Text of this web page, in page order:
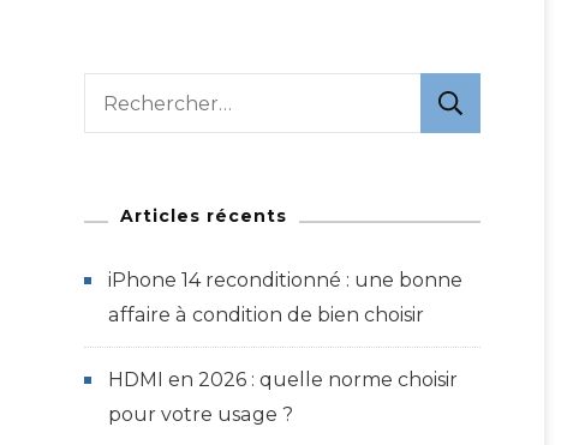
Rechercher :
Articles récents
iPhone 14 reconditionné : une bonne
affaire à condition de bien choisir
HDMI en 2026 : quelle norme choisir
pour votre usage ?